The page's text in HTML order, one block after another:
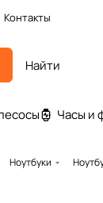
Контакты
Часы и
Ноутбуки